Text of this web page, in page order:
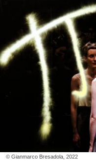
© Gianmarco Bresadola, 2022